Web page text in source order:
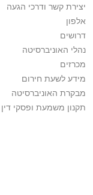
יצירת קשר ודרכי הגעה
אלפון
דרושים
נהלי האוניברסיטה
מכרזים
מידע לשעת חירום
מבקרת האוניברסיטה
תקנון משמעת ופסקי דין